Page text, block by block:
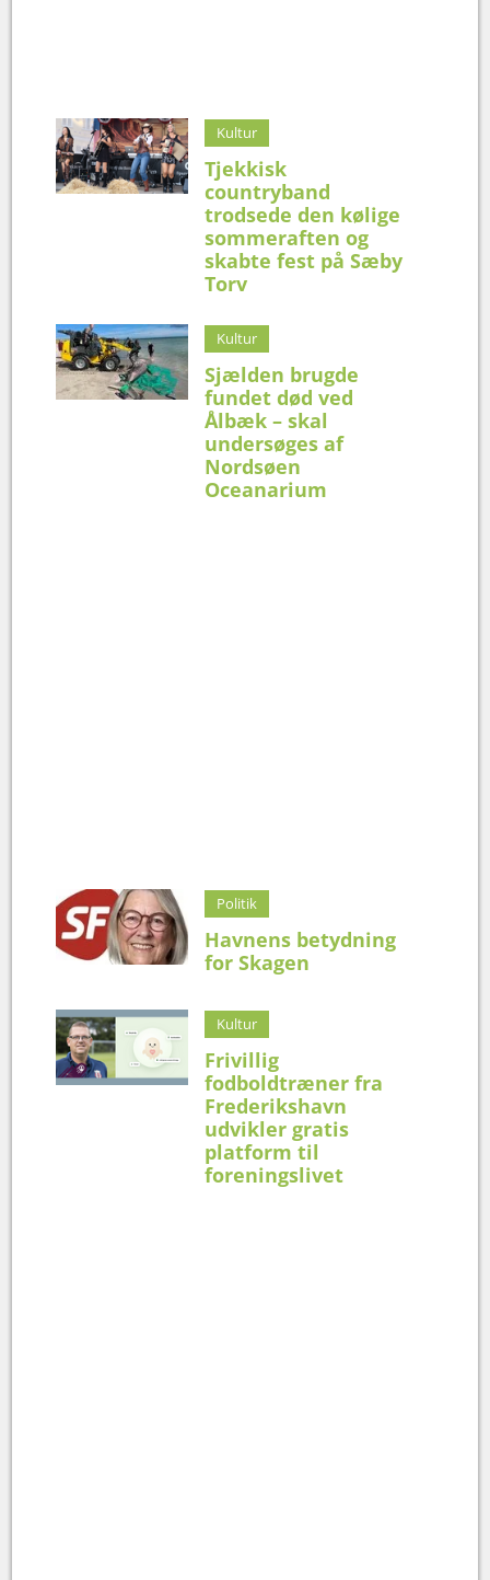
Kultur
Tjekkisk
countryband
trodsede den kølige
sommeraften og
skabte fest på Sæby
Torv
Kultur
Sjælden brugde
fundet død ved
Ålbæk – skal
undersøges af
Nordsøen
Oceanarium
Politik
Havnens betydning
for Skagen
Kultur
Frivillig
fodboldtræner fra
Frederikshavn
udvikler gratis
platform til
foreningslivet